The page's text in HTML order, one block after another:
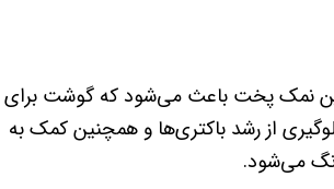
نمک پخت باعث می‌شود که گوشت برای
از رشد باکتری‌ها و همچنین کمک به
می‌شود.